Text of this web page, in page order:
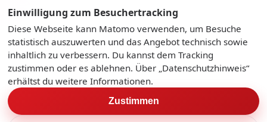
Einwilligung zum Besuchertracking
Diese Webseite kann Matomo verwenden, um Besuche
statistisch auszuwerten und das Angebot technisch sowie
inhaltlich zu verbessern. Du kannst dem Tracking
zustimmen oder es ablehnen. Über „Datenschutzhinweis“
erhältst du weitere Informationen.
Zustimmen